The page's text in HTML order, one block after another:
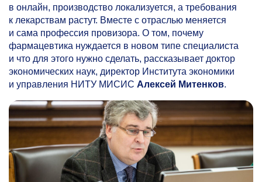
в онлайн, производство локализуется, а требования
к лекарствам растут. Вместе с отраслью меняется
и сама профессия провизора. О том, почему
фармацевтика нуждается в новом типе специалиста
и что для этого нужно сделать, рассказывает доктор
экономических наук, директор Института экономики
и управления НИТУ МИСИС Алексей Митенков.